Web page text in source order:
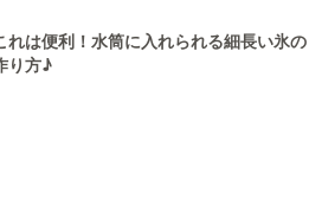
れは便利！水筒に入れられる細長い氷の
り方♪